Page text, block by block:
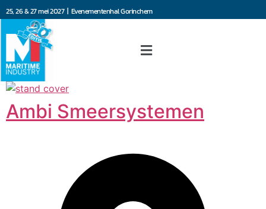
25, 26 & 27 mei 2027 | Evenementenhal Gorinchem
Ambi Smeersystemen